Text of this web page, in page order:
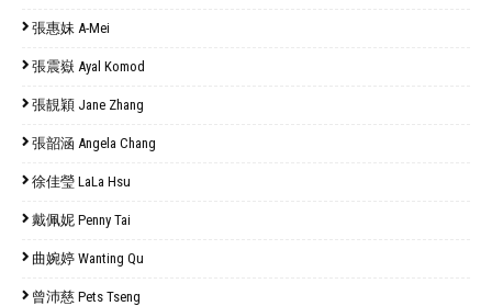
張惠妹 A-Mei
張震嶽 Ayal Komod
張靚穎 Jane Zhang
張韶涵 Angela Chang
徐佳瑩 LaLa Hsu
戴佩妮 Penny Tai
曲婉婷 Wanting Qu
曾沛慈 Pets Tseng